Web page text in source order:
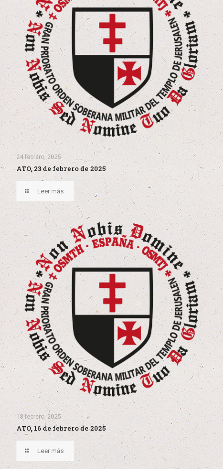
24 febrero, 2025
ATO, 23 de febrero de 2025
Leer más
18 febrero, 2025
ATO, 16 de febrero de 2025
Leer más